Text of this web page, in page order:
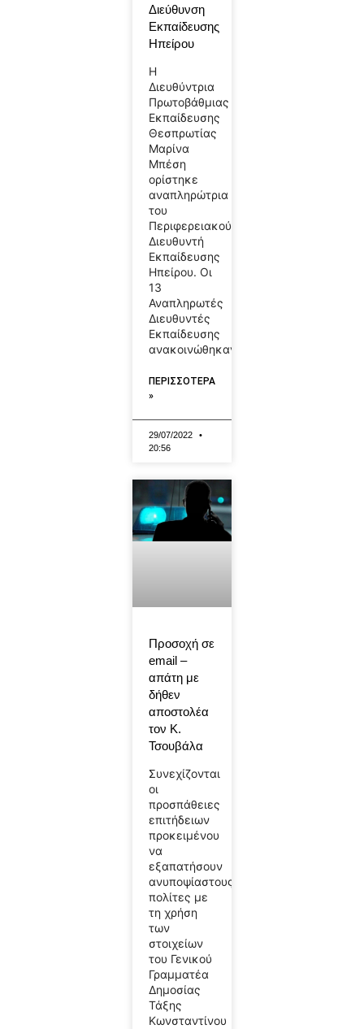
Διεύθυνση
Εκπαίδευσης
Ηπείρου
Η
Διευθύντρια
Πρωτοβάθμιας
Εκπαίδευσης
Θεσπρωτίας
Μαρίνα
Μπέση
ορίστηκε
αναπληρώτρια
του
Περιφερειακού
Διευθυντή
Εκπαίδευσης
Ηπείρου. Οι
13
Αναπληρωτές
Διευθυντές
Εκπαίδευσης
ανακοινώθηκαν
ΠΕΡΙΣΣΟΤΕΡΑ
»
29/07/2022
20:56
Προσοχή σε
email –
απάτη με
δήθεν
αποστολέα
τον Κ.
Τσουβάλα
Συνεχίζονται
οι
προσπάθειες
επιτήδειων
προκειμένου
να
εξαπατήσουν
ανυποψίαστους
πολίτες με
τη χρήση
των
στοιχείων
του Γενικού
Γραμματέα
Δημοσίας
Τάξης
Κωνσταντίνου